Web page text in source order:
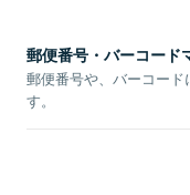
郵便番号・バーコード
郵便番号や、バーコー
す。